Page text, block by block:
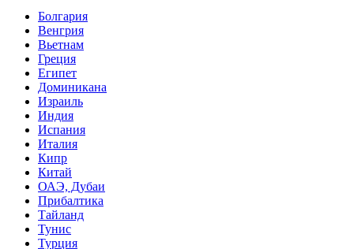
Болгария
Венгрия
Вьетнам
Греция
Египет
Доминикана
Израиль
Индия
Испания
Италия
Кипр
Китай
ОАЭ, Дубаи
Прибалтика
Тайланд
Тунис
Турция